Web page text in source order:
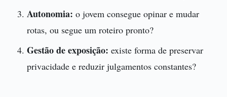
Autonomia: o jovem consegue opinar e mudar
rotas, ou segue um roteiro pronto?
Gestão de exposição: existe forma de preservar
privacidade e reduzir julgamentos constantes?